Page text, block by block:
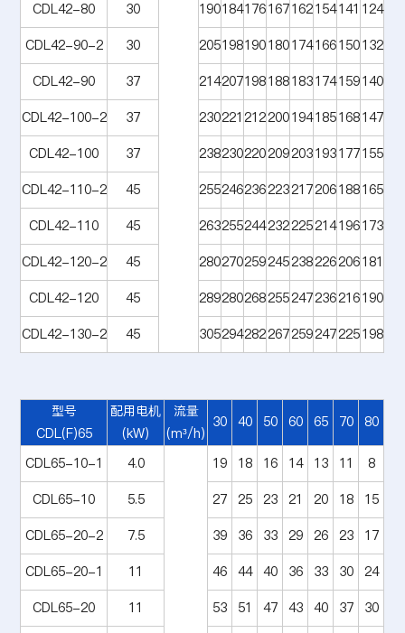
CDL42-80 30 190184176167162154141 124
CDL42-90-2
30 205198190180174166150132
CDL42-90
37 214207198188183174159140
CDL42-100-2
37 230221 212200194185168147
CDL42-100
37 238230220209203193177155
CDL42-110-2
45 255246236223217206188165
CDL42-110
45 263255244232225214196173
CDL42-120-2
45 280270259245238226206181
CDL42-120
45 289280268255247236216190
CDL42-130-2
45 305294282267259247225198
型号
CDL(F)65
配用电机
(kW)
流量
(m³/h)
30 40 50 60 65 70 80
CDL65-10-1 4.0 19 18 16 14 13 11
8
CDL65-10
5.5 27 25 23 21 20 18
15
CDL65-20-2
7.5 39 36 33 29 26 23
17
CDL65-20-1
11 46 44 40 36 33 30
24
CDL65-20
11 53 51 47 43 40 37
30